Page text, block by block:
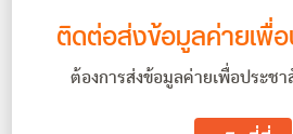
ติดต่อส่งข้อมูลค่ายเพื่
ต้องการส่งข้อมูลค่ายเพื่อประช